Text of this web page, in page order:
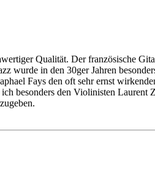
Qualität. Der französische
wurde in den 30ger Jahren
Fays den oft sehr ernst
besonders den Violinisten